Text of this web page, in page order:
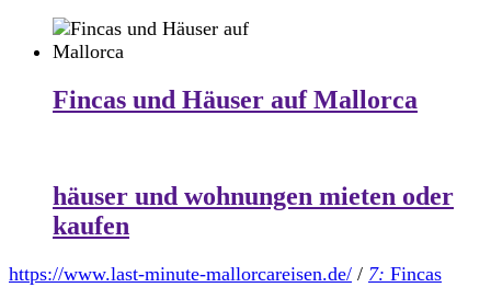
Fincas und Häuser auf Mallorca
häuser und wohnungen mieten oder
kaufen
https://www.last-minute-mallorcareisen.de/ / 7: Fincas